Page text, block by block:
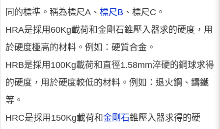
同的標準。稱為標尺A、 標尺B 、標尺C。
HRA是採用60Kg載荷和金剛石錐壓入器求的硬度，用
於硬度極高的材料。例如：硬質合金。
HRB是採用100Kg載荷和直徑1.58mm淬硬的鋼球求得
的硬度，用於硬度較低的材料。例如：退火鋼、鑄鐵
等。
HRC是採用150Kg載荷和金剛石錐壓入器求得的硬